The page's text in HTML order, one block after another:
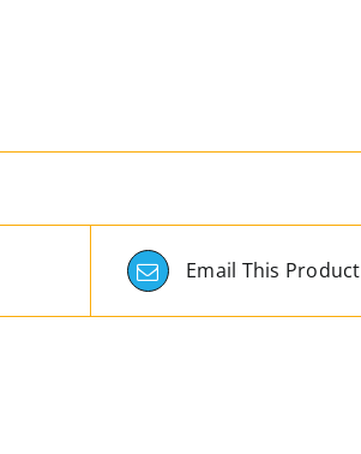
Email This Product